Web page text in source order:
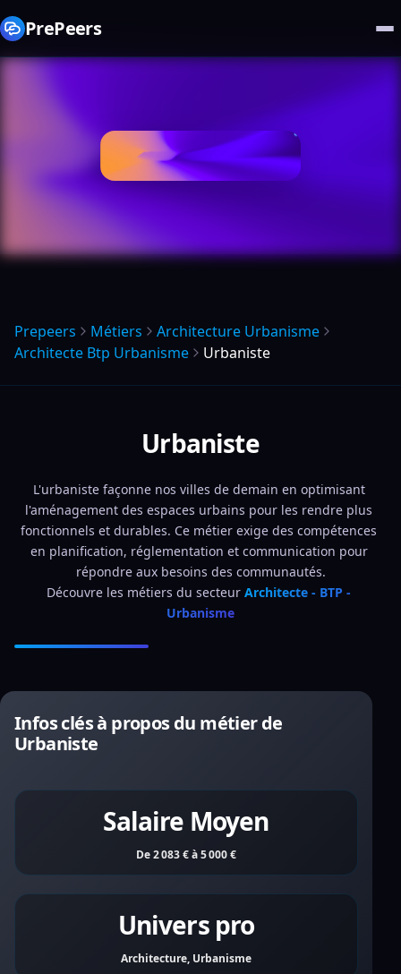
PrePeers
Prepeers Métiers
Architecture Urbanisme
Architecte Btp Urbanisme
Urbaniste
Urbaniste
L'urbaniste façonne nos villes de demain en optimisant
l'aménagement des espaces urbains pour les rendre plus
fonctionnels et durables. Ce métier exige des compétences
en planification, réglementation et communication pour
répondre aux besoins des communautés.
Découvre les métiers du secteur Architecte - BTP -
Urbanisme
Infos clés à propos du métier de
Urbaniste
Salaire Moyen
De 2 083 € à 5 000 €
Univers pro
Architecture, Urbanisme